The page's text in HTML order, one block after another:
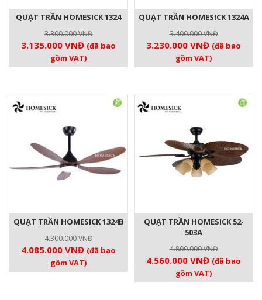
QUẠT TRẦN HOMESICK 1324
3.300.000VNĐ
Giá
là:
3.135.000 VNĐGiá
hiện
tại
3.135.000 VNĐ.
(đã bao
gồm VAT)
QUẠT TRẦN HOMESICK 1324A
3.400.000VNĐ
Giá
là:
3.230.000 VNĐGiá
hiện
tại
3.230.000
(đã bao
gồm VAT)
QUẠT TRẦN HOMESICK 1324B
4.300.000VNĐ
Giá
là:
4.085.000 VNĐGiá
hiện
tại
(đã bao
gồm VAT)
QUẠT TRẦN HOMESICK 52-
503A
4.800.000VNĐ
Giá
là:
4.560.000 VNĐGiá
hiện
tại
(đã bao
gồm VAT)